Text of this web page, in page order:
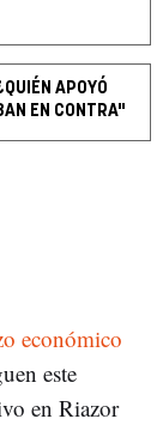
APOYÓ
EN CONTRA"
económico
este
en Riazor